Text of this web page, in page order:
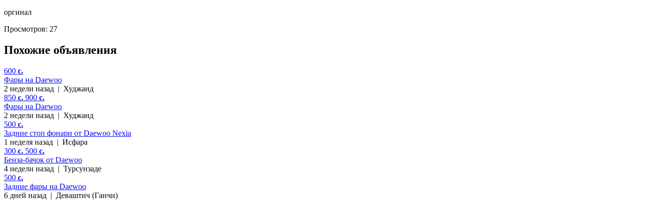
оргинал
Просмотров: 27
Похожие объявления
600 c.
Фары на Daewoo
2 недели назад | Худжанд
850 c. 900 c.
Фары на Daewoo
2 недели назад | Худжанд
500 c.
Задние стоп фонари от Daewoo Nexia
1 неделя назад | Исфара
300 c. 500 c.
Бенза-бачок от Daewoo
4 недели назад | Турсунзаде
500 c.
Задние фары на Daewoo
6 дней назад | Деваштич (Ганчи)